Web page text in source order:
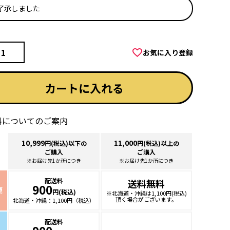
必
須
承しました
お気に入り登録
カートに入れる
ついてのご案内
10,999円(税込)以下の
ご購入
※お届け先1か所につき
11,000円(税込)以上の
ご購入
※お届け先1か所につき
配送料
900円(税込)
北海道・沖縄： 1,100円（税込）
送料無料
※北海道・沖縄は1,100円(税込)
頂く場合がございます。
配送料